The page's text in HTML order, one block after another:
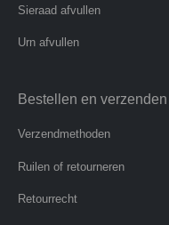
Sieraad afvullen
Urn afvullen
Bestellen en verzenden
Verzendmethoden
Ruilen of retourneren
Retourrecht